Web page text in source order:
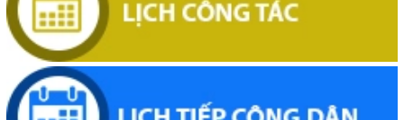
khác gắn liền với đất cho ông Lê Đình Lộc và ông Lê Đình Hậu sử
dụng đất tại phường Buôn Hồ, tỉnh Đắk Lắk
(24/07/2026, 00:00)
Thông báo về việc niêm yết công khai kết quả kiểm tra hồ sơ đăng
ký, cấp giấy chứng nhận diện tích tăng thêm của ông Nguyễn Tấn